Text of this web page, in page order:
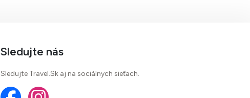
Sledujte nás
Sledujte Travel.Sk aj na sociálnych sieťach.